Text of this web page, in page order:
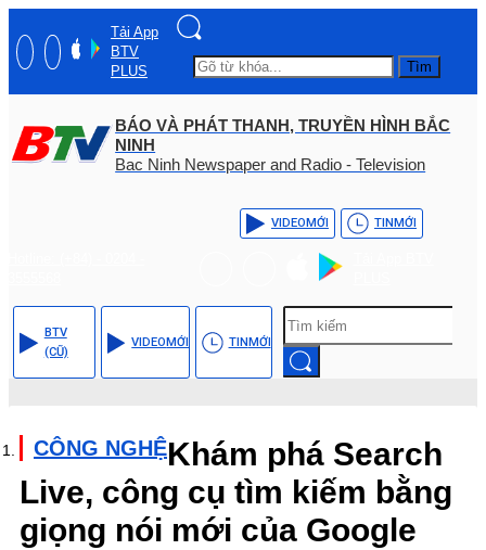
Tải App
BTV
PLUS
Tìm
BÁO VÀ PHÁT THANH, TRUYỀN HÌNH BẮC
NINH
Bac Ninh Newspaper and Radio - Television
VIDEOMỚI TINMỚI
BTV
(CŨ)
VIDEOMỚI TINMỚI
CÔNG NGHỆKhám phá Search
Live, công cụ tìm kiếm bằng
giọng nói mới của Google